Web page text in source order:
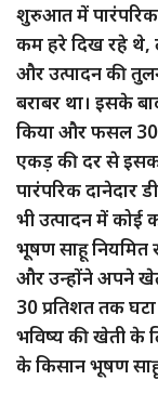
शुरुआत में पारंपरिक
कम हरे दिख रहे थे,
और उत्पादन की
बराबर था। इसके
किया और फसल 30-
एकड़ की दर से
पारंपरिक दानेदार
भी उत्पादन में
भूषण साहू नियमित
और उन्होंने अपने
30 प्रतिशत तक
भविष्य की खेती के
के किसान भूषण